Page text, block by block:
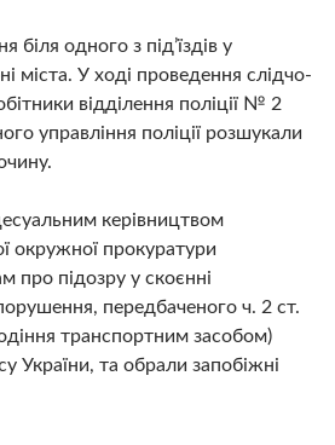
біля одного з під’їздів у
міста. У ході проведення слідчо-
відділення поліції № 2
управління поліції розшукали
керівництвом
окружної прокуратури
про підозру у скоєнні
передбаченого ч. 2 ст.
транспортним засобом)
України, та обрали запобіжні